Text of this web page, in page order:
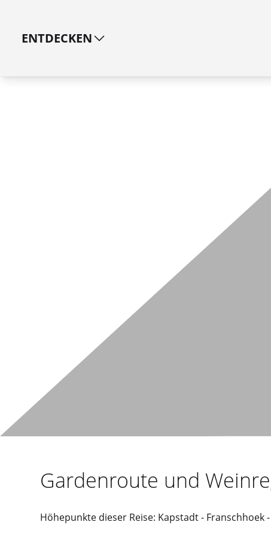
ENTDECKEN
Gardenroute und
Höhepunkte dieser Reise: Kapstadt -